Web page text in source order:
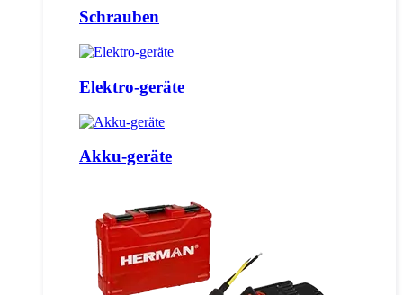
Schrauben
Elektro-geräte
Akku-geräte